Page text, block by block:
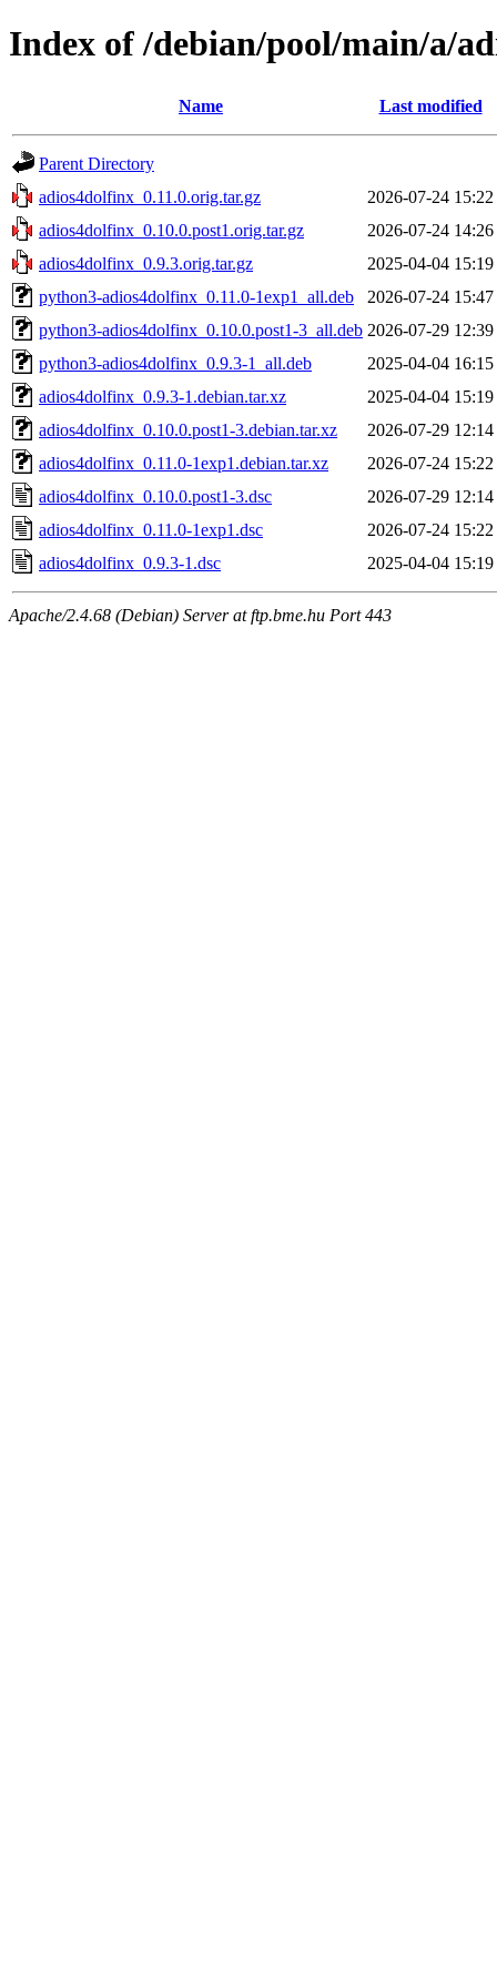
Index of /debian/pool/main/a/
Name Last modified
Parent Directory
adios4dolfinx_0.11.0.orig.tar.gz
2026-07-24 15:22
adios4dolfinx_0.10.0.post1.orig.tar.gz
2026-07-24 14:26
adios4dolfinx_0.9.3.orig.tar.gz
2025-04-04 15:19
python3-adios4dolfinx_0.11.0-1exp1_all.deb
2026-07-24 15:47
python3-adios4dolfinx_0.10.0.post1-3_all.deb 2026-07-29 12:39
python3-adios4dolfinx_0.9.3-1_all.deb
2025-04-04 16:15
adios4dolfinx_0.9.3-1.debian.tar.xz
2025-04-04 15:19
adios4dolfinx_0.10.0.post1-3.debian.tar.xz
2026-07-29 12:14
adios4dolfinx_0.11.0-1exp1.debian.tar.xz
2026-07-24 15:22
adios4dolfinx_0.10.0.post1-3.dsc
2026-07-29 12:14
adios4dolfinx_0.11.0-1exp1.dsc
2026-07-24 15:22
adios4dolfinx_0.9.3-1.dsc
2025-04-04 15:19
Apache/2.4.68 (Debian) Server at ftp.bme.hu Port 443